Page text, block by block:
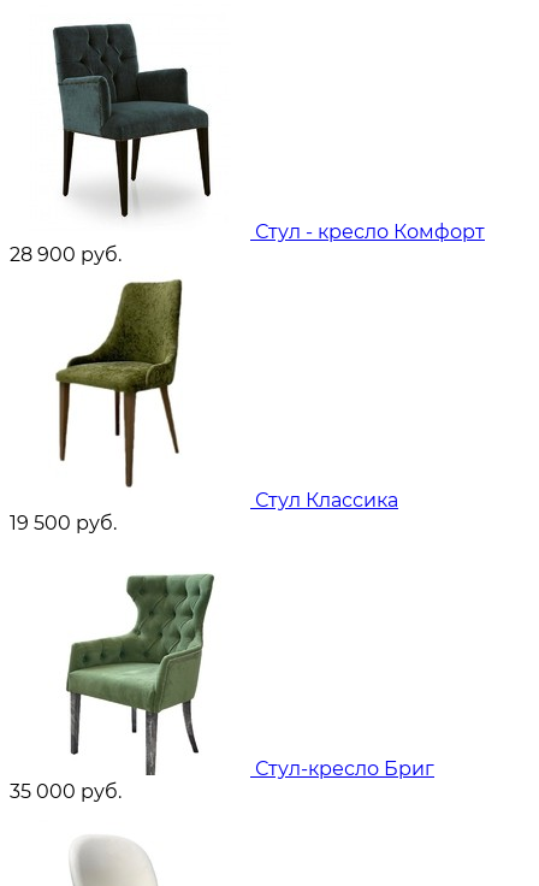
Стул - кресло Комфорт
28 900 руб.
Стул Классика
19 500 руб.
Стул-кресло Бриг
35 000 руб.